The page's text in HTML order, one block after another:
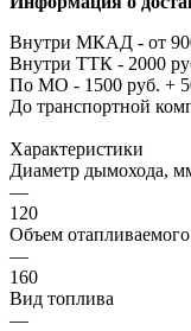
Внутри МКАД - от
Внутри ТТК - 2000
По МО - 1500 руб. +
До транспортной
Характеристики
Диаметр дымохода,
—
120
Объем
—
160
Вид топлива
—